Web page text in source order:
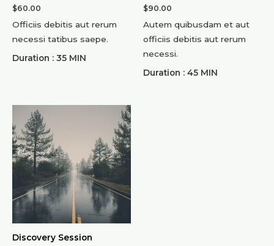
$60.00
Officiis debitis aut rerum
necessi tatibus saepe.
Duration : 35 MIN
$90.00
Autem quibusdam et aut
officiis debitis aut rerum
necessi.
Duration : 45 MIN
Discovery Session